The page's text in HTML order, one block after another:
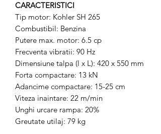
CARACTERISTICI
Tip motor: Kohler SH 265
Combustibil: Benzina
Putere max. motor: 6.5 cp
Frecventa vibratii: 90 Hz
Dimensiune talpa (l x L): 420 x 550 mm
Forta compactare: 13 kN
Adancime compactare: 15-25 cm
Viteza inaintare: 22 m/min
Unghi urcare rampa: 20%
Greutate utilaj: 79 kg